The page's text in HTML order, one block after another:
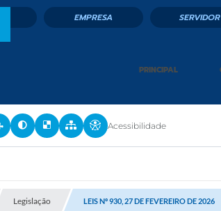
EMPRESA SERVIDOR
PRINCIPAL
Acessibilidade
Legislação LEIS Nº 930, 27 DE FEVEREIRO DE 2026